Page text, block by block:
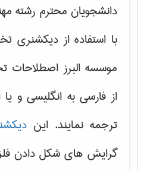
دانشجویان محترم رشته
با استفاده از
موسسه البرز
از فارسی به انگلیسی و
ترجمه نمایند. این
گرایش های شکل دادن